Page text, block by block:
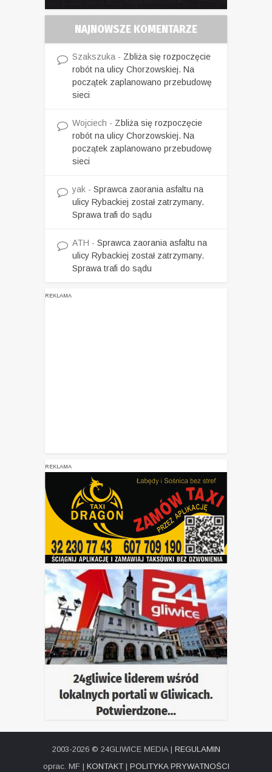
NAJNOWSZE KOMENTARZE
Szakszuka - Zbliża się rozpoczęcie
robót na ulicy Chorzowskiej. Na
początek zaplanowano przebudowę
sieci
Wojciech - Zbliża się rozpoczęcie
robót na ulicy Chorzowskiej. Na
początek zaplanowano przebudowę
sieci
yak - Sprawca zaorania asfaltu na
ulicy Rybackiej został zatrzymany.
Sprawa trafi do sądu
ATH - Sprawca zaorania asfaltu na
ulicy Rybackiej został zatrzymany.
Sprawa trafi do sądu
REKLAMA
REKLAMA
2003-2026 © 24GLIWICE MEDIA | REGULAMIN
oprac. MF | KONTAKT| POLITYKA PRYWATNOŚCI